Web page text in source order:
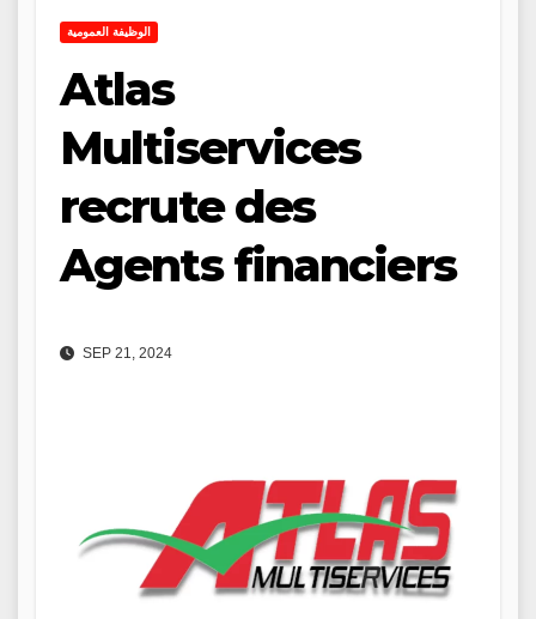
الوظيفة العمومية
Atlas
Multiservices
recrute des
Agents financiers
SEP 21, 2024